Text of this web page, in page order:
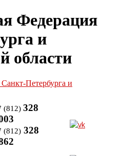
Федерация
и
области
(812) 328
(812) 328